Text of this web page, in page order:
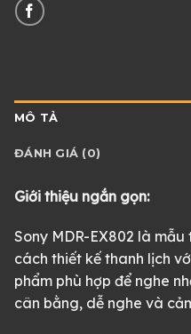
MÔ TẢ
ĐÁNH GIÁ (0)
Giới thiệu ngắn gọn:
Sony MDR-EX802 là
cách thiết kế thanh lịch
phẩm phù hợp để nghe
cân bằng, dễ nghe và